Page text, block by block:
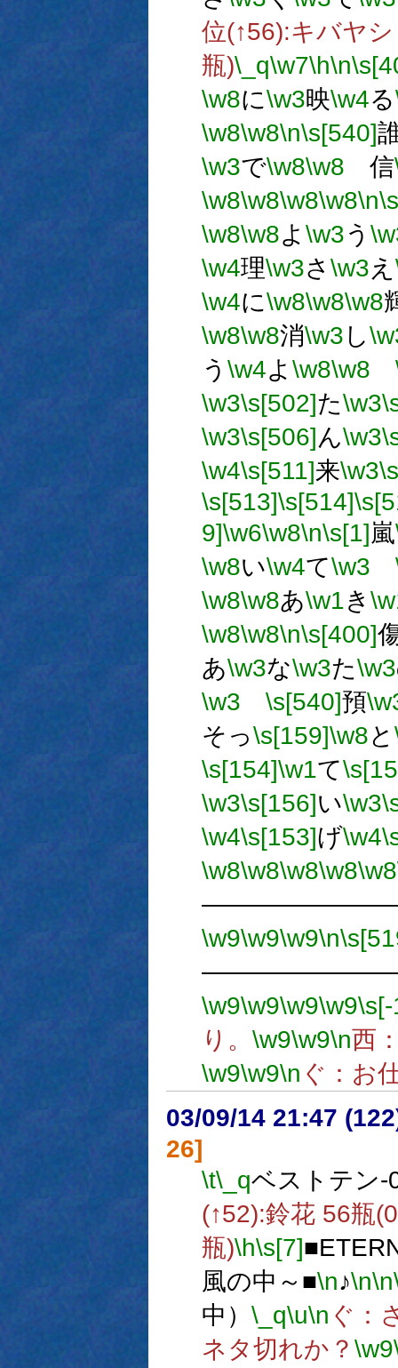
位(↑56):キバヤ
瓶)\_q\w7\h\n
\w8に\w3映\w4る
\w8\w8\n\s[540]
\w3で\w8\w8 信
\w8\w8\w8\w8\n
\w8\w8よ \w3う
\w4理\w3さ \w3え
\w4に\w8\w8\w8
\w8\w8消\w3 し
う \w4よ \w8\w8
\w3\s[502]た\w3
\w3\s[506]ん\w3
\w4\s[511]来\w3
\s[513]\s[514]
9]\w6\w8\n\s[1]嵐
\w8い\w4て\w3
\w8\w8あ\w1き
\w8\w8\n\s[400]
あ\w3な\w3た\w3
\w3
\s[540]預
そっ\s[159]\w8と
\s[154]\w1て
\w3\s[156]い\w3
\w4\s[153]げ\w4
\w8\w8\w8\w8\w8
\w9\w9\w9\n
\w9\w9\w9\w9\s[-
り。 \w9\w9\n西
\w9\w9\n ぐ：お
03/09/14 21:47
26]
\t\_qベストテン-
(↑52):鈴花 56瓶
瓶)\h\s[7]
風の中～■\n♪\n\n
中） \_q\u\n ぐ：
ネタ切れか？ \w9